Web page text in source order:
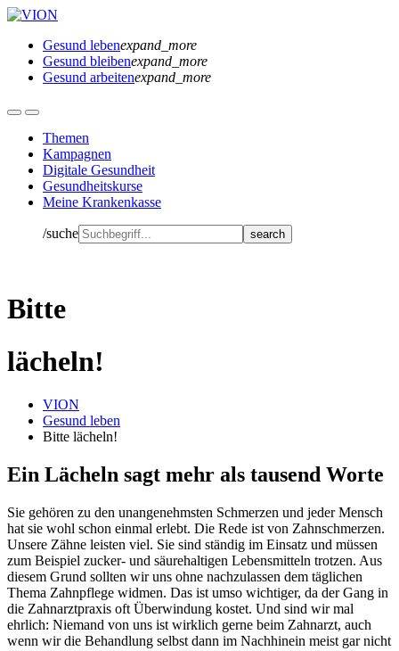
Gesund lebenexpand_more
Gesund bleibenexpand_more
Gesund arbeitenexpand_more
Themen
Kampagnen
Digitale Gesundheit
Gesundheitskurse
Meine Krankenkasse
/suche
Bitte
lächeln!
VION
Gesund leben
Bitte lächeln!
Ein Lächeln sagt mehr als tausend Worte
Sie gehören zu den unangenehmsten Schmerzen und jeder Mensch
hat sie wohl schon einmal erlebt. Die Rede ist von Zahnschmerzen.
Unsere Zähne leisten viel. Sie sind ständig im Einsatz und müssen
zum Beispiel zucker- und säurehaltigen Lebensmitteln trotzen. Aus
diesem Grund sollten wir uns ohne nachzulassen dem täglichen
Thema Zahnpflege widmen. Das ist umso wichtiger, da der Gang in
die Zahnarztpraxis oft Überwindung kostet. Und sind wir mal
ehrlich: Niemand von uns ist wirklich gerne beim Zahnarzt, auch
wenn wir die Behandlung selbst dann im Nachhinein meist gar nicht